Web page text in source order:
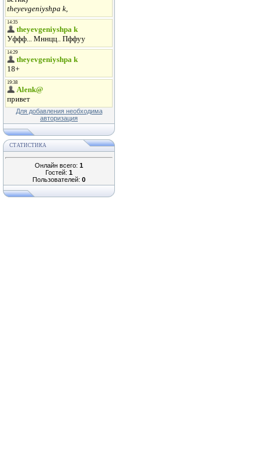
Для добавления необходима
авторизация
СТАТИСТИКА
Онлайн всего: 1
Гостей: 1
Пользователей: 0